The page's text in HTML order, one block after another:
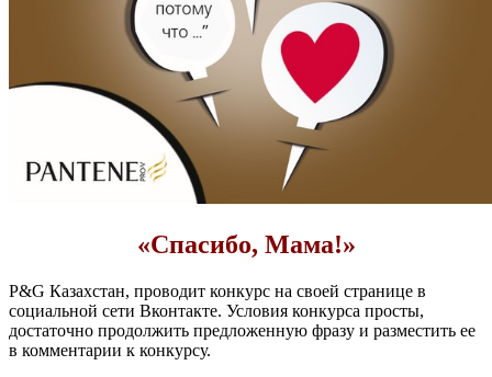
«Спасибо, Мама!»
P&G Казахстан, проводит конкурс на своей странице в
социальной сети Вконтакте. Условия конкурса просты,
достаточно продолжить предложенную фразу и разместить ее
в комментарии к конкурсу.